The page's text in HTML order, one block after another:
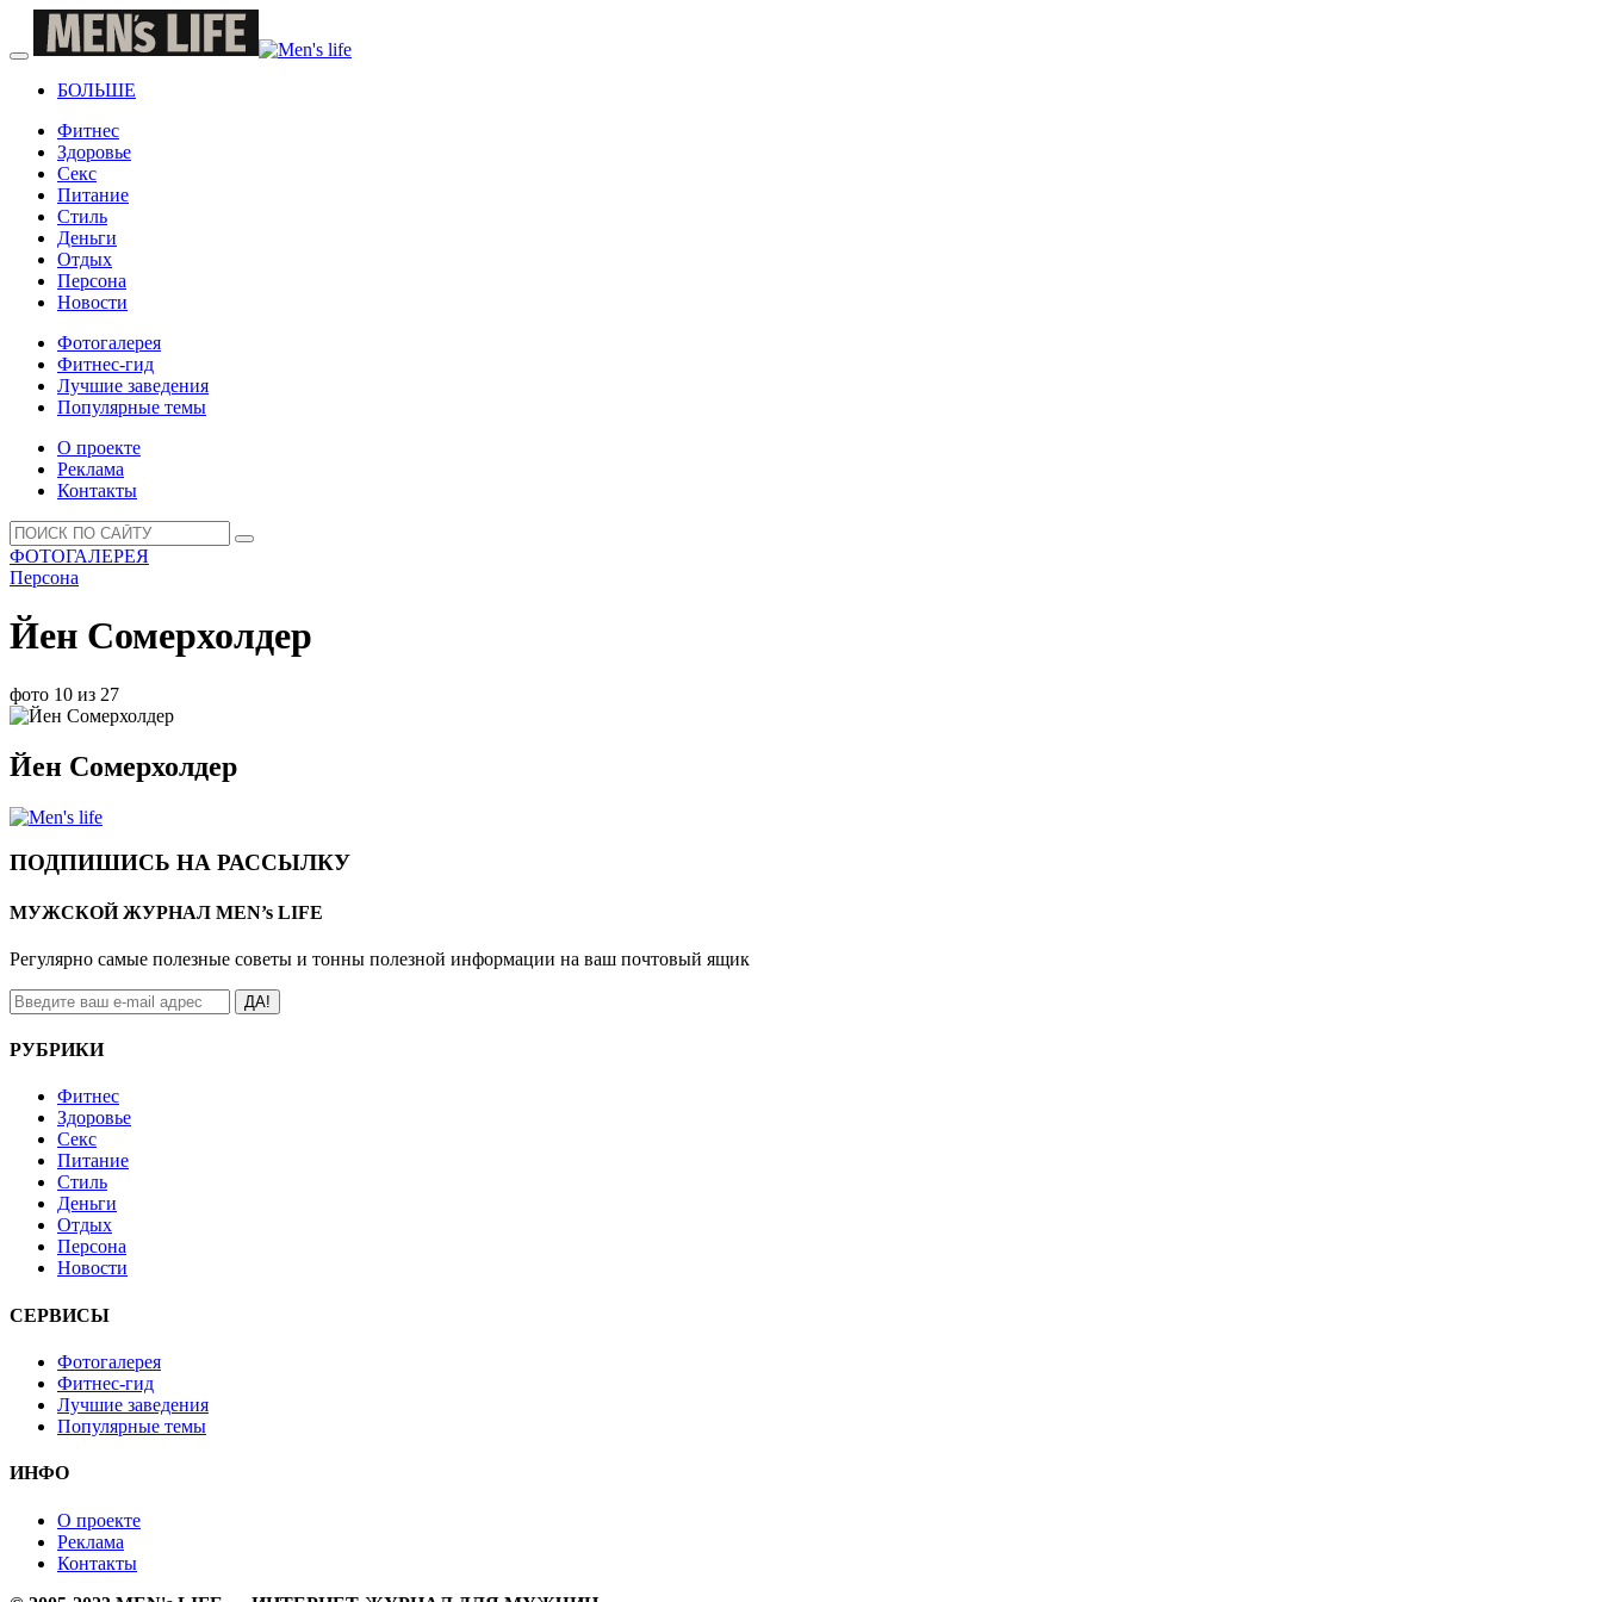
БОЛЬШЕ
Фитнес
Здоровье
Секс
Питание
Стиль
Деньги
Отдых
Персона
Новости
Фотогалерея
Фитнес-гид
Лучшие заведения
Популярные темы
О проекте
Реклама
Контакты
ФОТОГАЛЕРЕЯ
Персона
Йен Сомерхолдер
фото 10 из 27
Йен Сомерхолдер
ПОДПИШИСЬ НА РАССЫЛКУ
МУЖСКОЙ ЖУРНАЛ MEN’s LIFE
Регулярно самые полезные советы и тонны полезной информации на ваш почтовый ящик
ДА!
РУБРИКИ
Фитнес
Здоровье
Секс
Питание
Стиль
Деньги
Отдых
Персона
Новости
СЕРВИСЫ
Фотогалерея
Фитнес-гид
Лучшие заведения
Популярные темы
ИНФО
О проекте
Реклама
Контакты